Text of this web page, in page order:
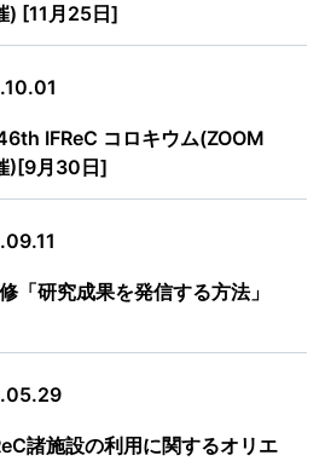
) [11月25日]
IFReC コロキウム(ZOOM
)[9月30日]
「研究成果を発信する方法」
諸施設の利用に関するオリエ